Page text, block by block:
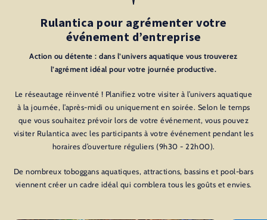
Rulantica pour agrémenter votre
événement d’entreprise
Action ou détente : dans l’univers aquatique vous trouverez
l’agrément idéal pour votre journée productive.
Le réseautage réinventé ! Planifiez votre visiter à l’univers aquatique
à la journée, l’après-midi ou uniquement en soirée. Selon le temps
que vous souhaitez prévoir lors de votre événement, vous pouvez
visiter Rulantica avec les participants à votre événement pendant les
horaires d’ouverture réguliers (9h30 - 22h00).
De nombreux toboggans aquatiques, attractions, bassins et pool-bars
viennent créer un cadre idéal qui comblera tous les goûts et envies.